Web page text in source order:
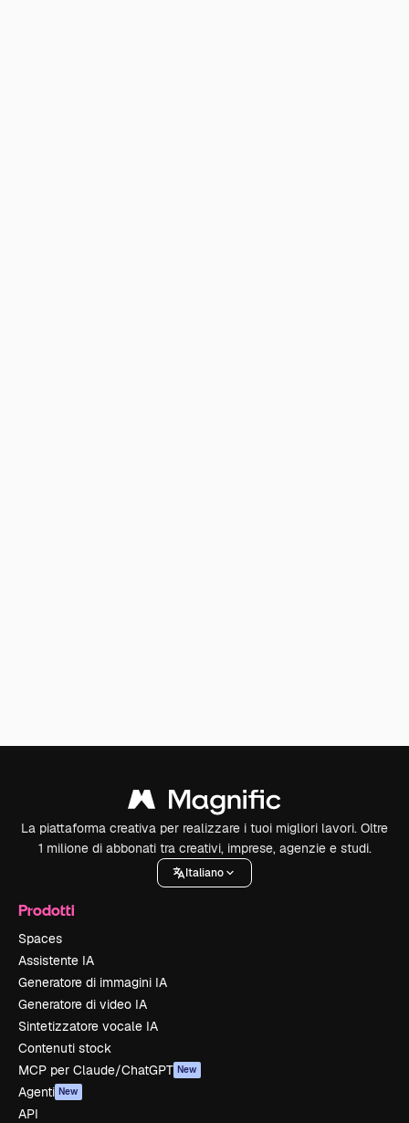
La piattaforma creativa per realizzare i tuoi migliori lavori. Oltre
1 milione di abbonati tra creativi, imprese, agenzie e studi.
Italiano
Prodotti
Spaces
Assistente IA
Generatore di immagini IA
Generatore di video IA
Sintetizzatore vocale IA
Contenuti stock
MCP per Claude/ChatGPT New
Agenti New
API